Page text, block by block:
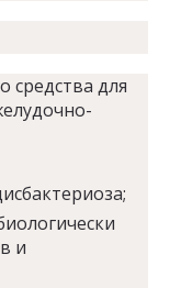
средства для
и